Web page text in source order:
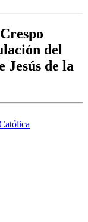
del
Jesús de la